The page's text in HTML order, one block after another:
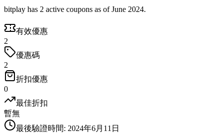
bitplay has 2 active coupons as of June 2024.
有效優惠
2
優惠碼
2
折扣優惠
0
最佳折扣
暫無
最後驗證時間: 2024年6月11日